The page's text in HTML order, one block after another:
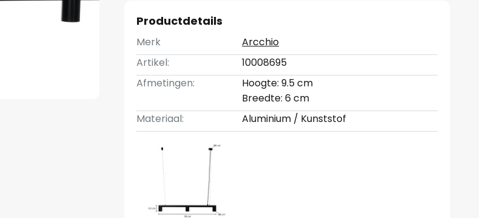
Productdetails
Merk
Arcchio
Artikel:
10008695
Afmetingen:
Hoogte: 9.5 cm
Breedte: 6 cm
Materiaal:
Aluminium / Kunststof